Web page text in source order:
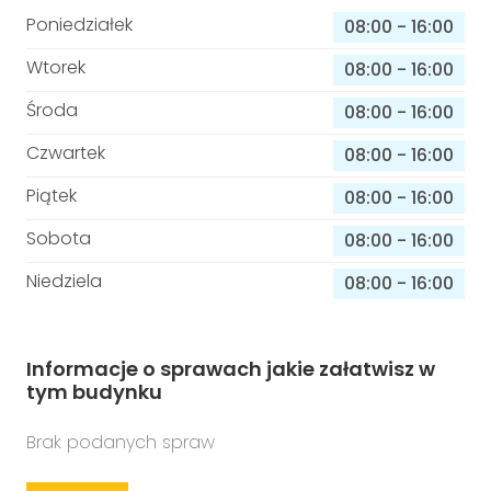
Poniedziałek 08:00 - 16:00
Wtorek
08:00 - 16:00
Środa
08:00 - 16:00
Czwartek
08:00 - 16:00
Piątek
08:00 - 16:00
Sobota
08:00 - 16:00
Niedziela
08:00 - 16:00
Informacje o sprawach jakie załatwisz w
tym budynku
Brak podanych spraw